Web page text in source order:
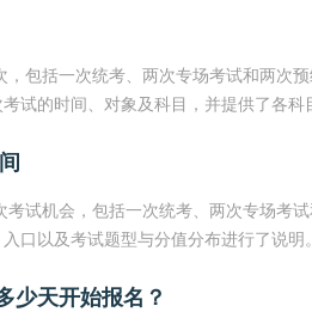
包括一次统考、两次专场考试和两次
试的时间、对象及科目，并提供了各科
试机会，包括一次统考、两次专场考
口以及考试题型与分值分布进行了说明。
少天开始报名？